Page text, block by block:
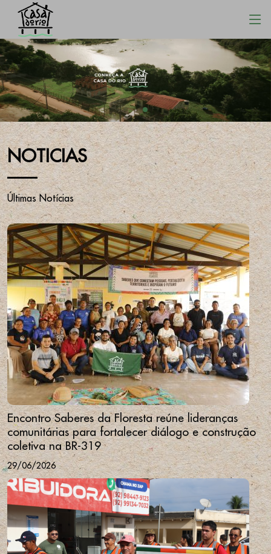
NOTICIAS
Últimas Notícias
Encontro Saberes da Floresta reúne lideranças
comunitárias para fortalecer diálogo e construção
coletiva na BR-319
29/06/2026